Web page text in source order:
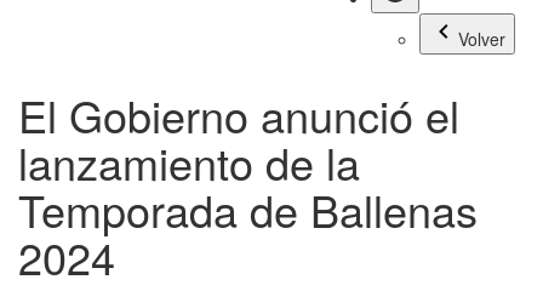
Volver
El Gobierno anunció el
lanzamiento de la
Temporada de Ballenas
2024